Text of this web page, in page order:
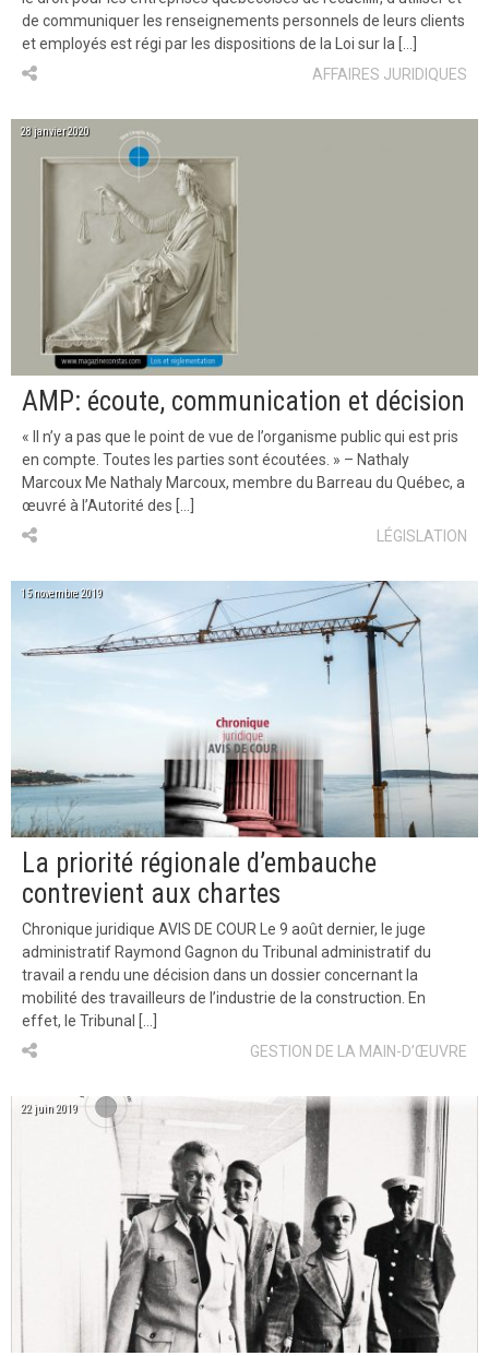
de communiquer les renseignements personnels de leurs clients
et employés est régi par les dispositions de la Loi sur la […]
AFFAIRES JURIDIQUES
28 janvier 2020
AMP: écoute, communication et décision
« Il n’y a pas que le point de vue de l’organisme public qui est pris
en compte. Toutes les parties sont écoutées. » – Nathaly
Marcoux Me Nathaly Marcoux, membre du Barreau du Québec, a
œuvré à l’Autorité des […]
LÉGISLATION
15 novembre 2019
La priorité régionale d’embauche
contrevient aux chartes
Chronique juridique AVIS DE COUR Le 9 août dernier, le juge
administratif Raymond Gagnon du Tribunal administratif du
travail a rendu une décision dans un dossier concernant la
mobilité des travailleurs de l’industrie de la construction. En
effet, le Tribunal […]
GESTION DE LA MAIN-D’ŒUVRE
22 juin 2019